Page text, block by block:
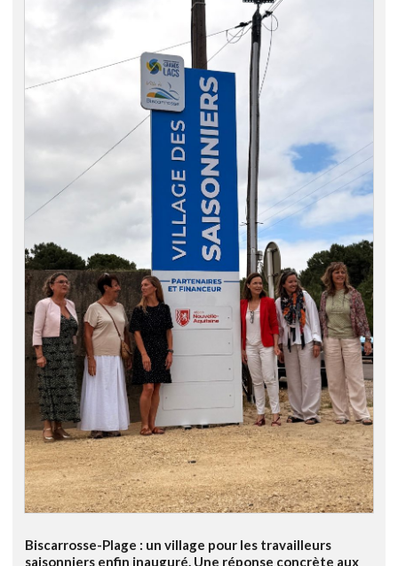
Biscarrosse-Plage : un village pour les travailleurs
saisonniers enfin inauguré. Une réponse concrète aux